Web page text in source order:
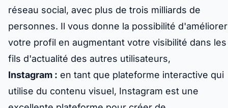
réseau social, avec plus de trois milliards de
personnes. Il vous donne la possibilité d'améliorer
votre profil en augmentant votre visibilité dans les
fils d'actualité des autres utilisateurs,
Instagram : en tant que plateforme interactive qui
utilise du contenu visuel, Instagram est une